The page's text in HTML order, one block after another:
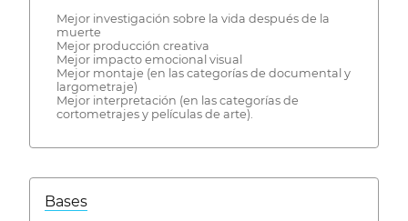
Mejor investigación sobre la vida después de la
muerte
Mejor producción creativa
Mejor impacto emocional visual
Mejor montaje (en las categorías de documental y
largometraje)
Mejor interpretación (en las categorías de
cortometrajes y películas de arte).
Bases